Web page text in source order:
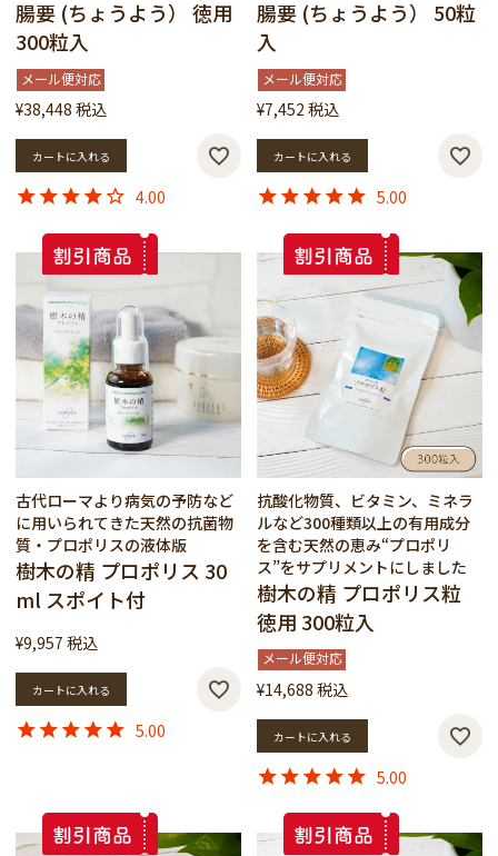
腸要 (ちょうよう） 徳用
300粒入
メール便対応
¥38,448 税込
カートに入れる
4.00
腸要 (ちょうよう） 50粒
入
メール便対応
¥7,452 税込
カートに入れる
5.00
古代ローマより病気の予防など
に用いられてきた天然の抗菌物
質・プロポリスの液体版
樹木の精 プロポリス 30
ml スポイト付
¥9,957 税込
カートに入れる
5.00
抗酸化物質、ビタミン、ミネラ
ルなど300種類以上の有用成分
を含む天然の恵み“プロポリ
ス”をサプリメントにしました
樹木の精 プロポリス粒
徳用 300粒入
メール便対応
¥14,688 税込
カートに入れる
5.00